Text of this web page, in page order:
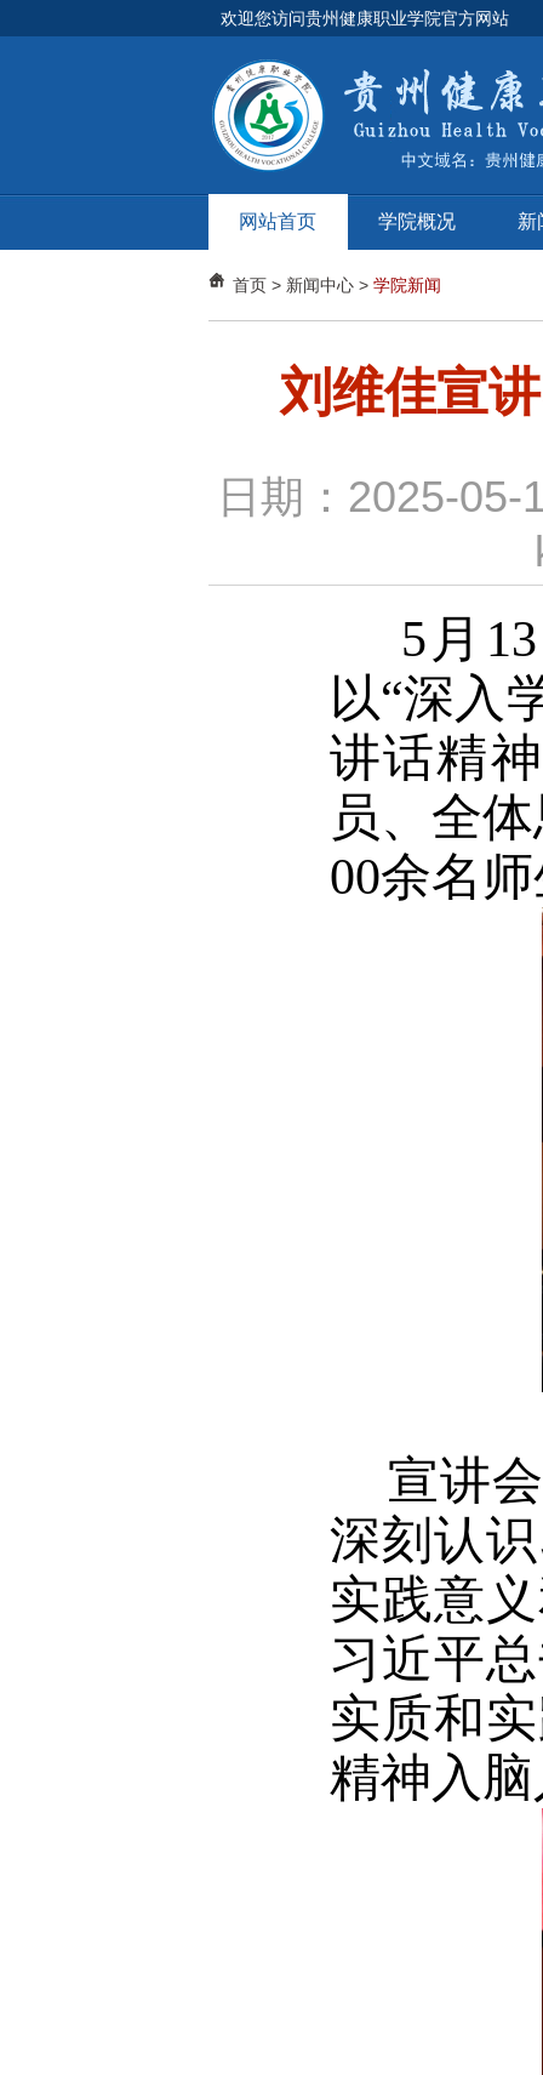
欢迎您访问贵州健康职业学院官方网站
网站首页 学院概况 新
首页> 新闻中心> 学院新闻
刘维佳宣
日期：2025-
5月13
以“深入
讲话精
员、全
00余名
宣讲会
深刻认
实践意
习近平
实质和
精神入